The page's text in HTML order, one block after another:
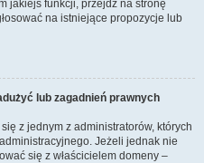
jakiejś funkcji, przejdź na stronę
na istniejące propozycje lub
lub zagadnień prawnych
z jednym z administratorów, których
Jeżeli jednak nie
się z właścicielem domeny –